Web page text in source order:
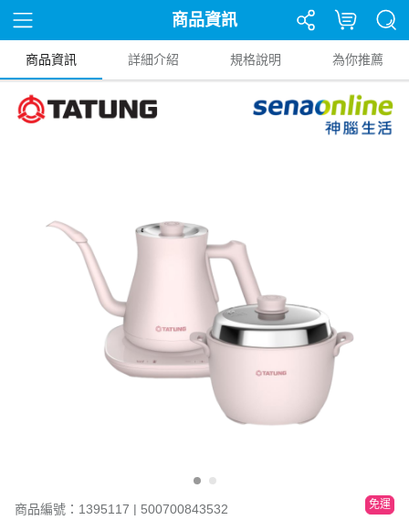
商品資訊
商品資訊 詳細介紹 規格說明 為你推薦
商品編號：1395117 | 500700843532 免運